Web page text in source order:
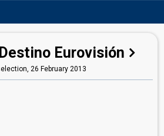
Eurovisión
26 February 2013